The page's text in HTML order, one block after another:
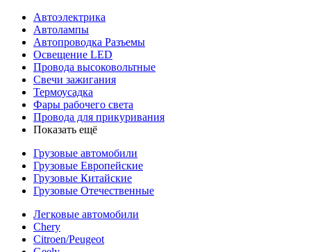
Автоэлектрика
Автолампы
Автопроводка Разъемы
Освещение LED
Провода высоковольтные
Свечи зажигания
Термоусадка
Фары рабочего света
Провода для прикуривания
Показать ещё
Грузовые автомобили
Грузовые Европейские
Грузовые Китайские
Грузовые Отечественные
Легковые автомобили
Chery
Citroen/Peugeot